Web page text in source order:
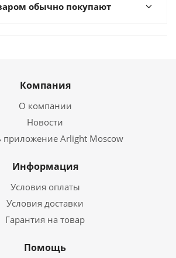
обычно покупают
Компания
О компании
Новости
приложение Arlight Moscow
Информация
Условия оплаты
Условия доставки
Гарантия на товар
Помощь